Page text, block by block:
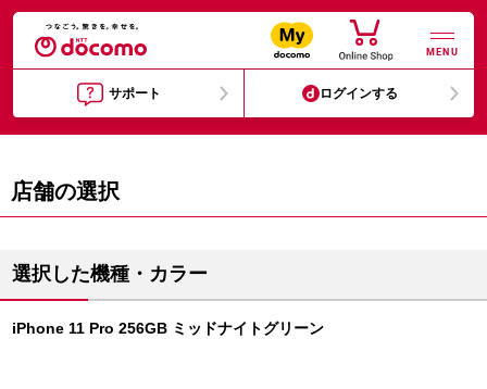
MENU
サポート ログインする
店舗の選択
選択した機種・カラー
iPhone 11 Pro 256GB ミッドナイトグリーン